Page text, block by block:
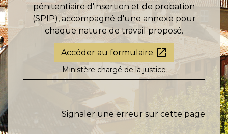
pénitentiaire d'insertion et de probation
(SPIP), accompagné d'une annexe pour
chaque nature de travail proposé.
Accéder au formulaire open_in_new
Ministère chargé de la justice
Signaler une erreur sur cette page